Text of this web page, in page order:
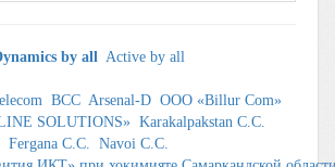
by all Active by all
BCC Arsenal-D ООО «Billur Com»
SOLUTIONS» Karakalpakstan C.C.
Fergana C.C.
Navoi C.C.